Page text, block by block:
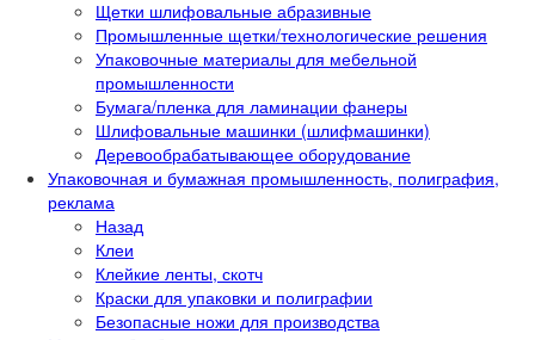
Щетки шлифовальные абразивные
Промышленные щетки/технологические решения
Упаковочные материалы для мебельной
промышленности
Бумага/пленка для ламинации фанеры
Шлифовальные машинки (шлифмашинки)
Деревообрабатывающее оборудование
Упаковочная и бумажная промышленность, полиграфия,
реклама
Назад
Клеи
Клейкие ленты, скотч
Краски для упаковки и полиграфии
Безопасные ножи для производства